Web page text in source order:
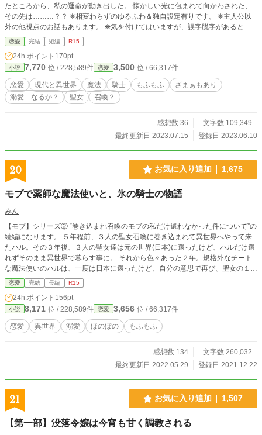
たところから、私の運命が動き出した。 懐かしい光に包まれて向かわされた、
その先は………？？ ❋相変わらずのゆるふわ＆独自設定有りです。 ❋主人公以
外の他視点のお話もあります。 ❋気を付けてはいますが、誤字脱字があると思
います。すみません。 ❋基本は１日１話の更新ですが、余裕がある時は２話投
稿する事もあります。
恋愛 完結 短編 R15
24h.ポイント 170pt
小説 7,770 位 / 228,589件 恋愛 3,500 位 / 66,317件
恋愛 現代と異世界 魔法 騎士 もふもふ
ざまぁもあり
溺愛…なるか？
聖女 召喚？
感想数 36
文字数 109,349
最終更新日 2023.07.15
登録日 2023.06.10
20 お気に入り追加 1,675
モブで薬師な魔法使いと、氷の騎士の物語
みん
【モブ】シリーズ② “巻き込まれ召喚のモブの私だけ還れなかった件について”の
続編になります。 ５年程前、３人の聖女召喚に巻き込まれて異世界へやって来
たハル。その３年後、３人の聖女達は元の世界(日本)に還ったけど、ハルだけ還
れずそのまま異世界で暮らす事に。 それから色々あった２年。規格外なチート
な魔法使いのハルは、一度は日本に還ったけど、自分の意思で再び、聖女の１人
─ミヤ─と一緒に異世界へと戻って来た。そんな２人と異世界の人達との物語で
す。 なろうさんでも投稿していますが、なろうさんでは閑話は省いて投稿して
います。
恋愛 完結 長編 R15
24h.ポイント 156pt
小説 8,171 位 / 228,589件 恋愛 3,656 位 / 66,317件
恋愛 異世界 溺愛 ほのぼの もふもふ
感想数 134
文字数 260,032
最終更新日 2022.05.29
登録日 2021.12.22
21 お気に入り追加 1,507
【第一部】没落令嬢は今宵も甘く調教される